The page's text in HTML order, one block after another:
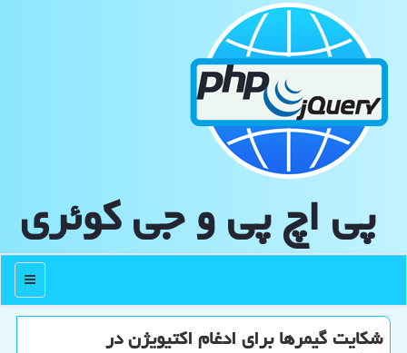
پی اچ پی و جی كوئری
منو
شکایت گیمرها برای ادغام اکتیویژن در